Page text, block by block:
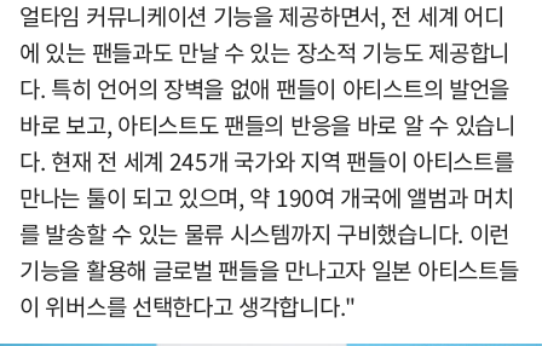
얼타임 커뮤니케이션 기능을 제공하면서, 전 세계 어디
에 있는 팬들과도 만날 수 있는 장소적 기능도 제공합니
다. 특히 언어의 장벽을 없애 팬들이 아티스트의 발언을
바로 보고, 아티스트도 팬들의 반응을 바로 알 수 있습니
다. 현재 전 세계 245개 국가와 지역 팬들이 아티스트를
만나는 툴이 되고 있으며, 약 190여 개국에 앨범과 머치
를 발송할 수 있는 물류 시스템까지 구비했습니다. 이런
기능을 활용해 글로벌 팬들을 만나고자 일본 아티스트들
이 위버스를 선택한다고 생각합니다."